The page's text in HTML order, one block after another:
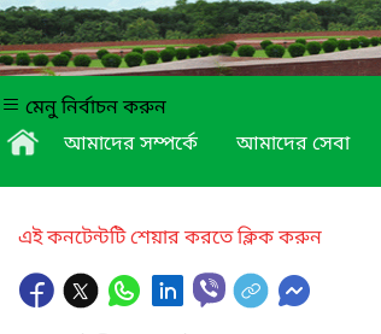
মেনু নির্বাচন করুন
আমাদের সম্পর্কে
আমাদের সেবা
এই কনটেন্টটি শেয়ার করতে ক্লিক করুন